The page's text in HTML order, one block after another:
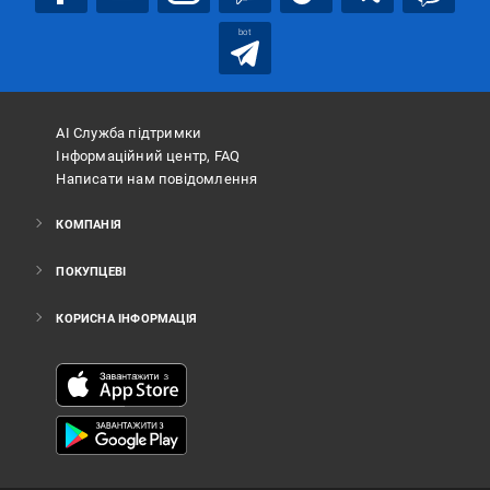
bot
АІ Служба підтримки
Інформаційний центр, FAQ
Написати нам повідомлення
КОМПАНІЯ
ПОКУПЦЕВІ
КОРИСНА ІНФОРМАЦІЯ